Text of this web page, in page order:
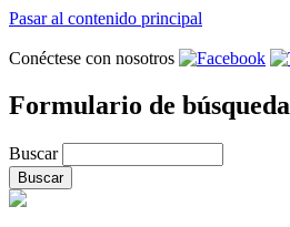
Pasar al contenido principal
Conéctese con nosotros
Formulario de búsqueda
Buscar